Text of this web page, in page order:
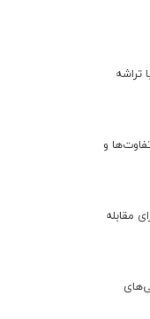
از میت‌بوک فولد 2026 با تراشه
و
مقابله